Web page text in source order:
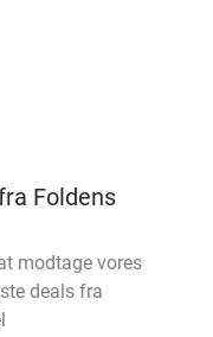
Foldens
modtage vores
deals fra